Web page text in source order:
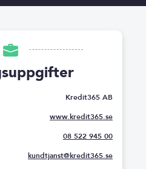
Kredit365 AB
www.kredit365.se
08 522 945 00
kundtjanst@kredit365.se